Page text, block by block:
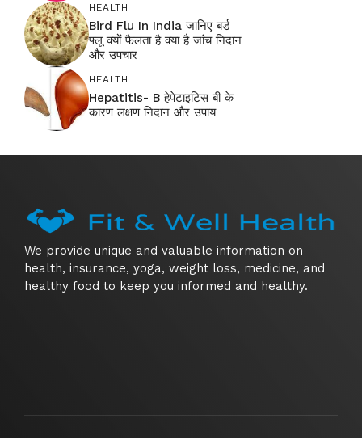
HEALTH
Bird Flu In India जानिए बर्ड
फ्लू क्यों फैलता है क्या है जांच निदान
और उपचार
HEALTH
Hepatitis- B हेपेटाइटिस बी के
कारण लक्षण निदान और उपाय
We provide unique and valuable information on
health, insurance, yoga, weight loss, medicine, and
healthy food to keep you informed and healthy.